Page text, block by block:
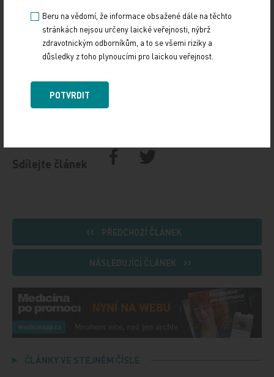
pacienty. Potřebujeme najít způsob, jak lékařům
pomoci lépe komunikovat s pacienty, obzvláště u
nemocí, jako je AML, kde je stresová zátěž
Zdroj: MT
Sdílejte článek
PŘEDCHOZÍ ČLÁNEK
NÁSLEDUJÍCÍ ČLÁNEK
ČLÁNKY VE STEJNÉM ČÍSLE
Beru na vědomí, že informace obsažené dále na těchto
stránkách nejsou určeny laické veřejnosti, nýbrž
zdravotnickým odborníkům, a to se všemi riziky a
důsledky z toho plynoucími pro laickou veřejnost.
POTVRDIT